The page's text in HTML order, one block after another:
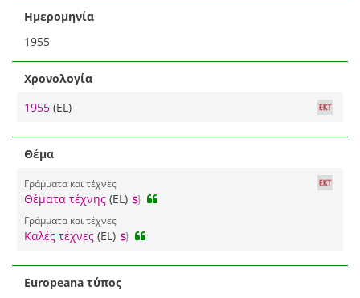
Ημερομηνία
1955
Χρονολογία
1955 (EL)
Θέμα
Γράμματα και τέχνες
Θέματα τέχνης (EL)
Γράμματα και τέχνες
Καλές τέχνες (EL)
Europeana τύπος